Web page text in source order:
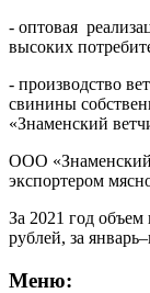
- оптовая
высоких
- производство
свинины
«Знаменский
ООО
экспортером
За 2021 год
рублей, за
Меню: